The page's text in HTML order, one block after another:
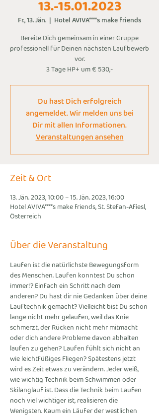
13.-15.01.2023
Fr., 13. Jän.
  |
Hotel AVIVA****s make friends
Bereite Dich gemeinsam in einer Gruppe
professionell für Deinen nächsten Laufbewerb
vor.
3 Tage HP+ um € 530,-
Du hast Dich erfolgreich
angemeldet. Wir melden uns bei
Dir mit allen Informationen.
Veranstaltungen ansehen
Zeit & Ort
13. Jän. 2023, 10:00 – 15. Jän. 2023, 16:00
Hotel AVIVA****s make friends, St. Stefan-Afiesl,
Österreich
Über die Veranstaltung
Laufen ist die natürlichste Bewegungsform
des Menschen. Laufen konntest Du schon
immer!? Einfach ein Schritt nach dem
anderen? Du hast dir nie Gedanken über deine
Lauftechnik gemacht? Vielleicht bist Du schon
lange nicht mehr gelaufen, weil das Knie
schmerzt, der Rücken nicht mehr mitmacht
oder dich andere Probleme davon abhalten
laufen zu gehen? Laufen fühlt sich nicht an
wie leichtfüßiges Fliegen? Spätestens jetzt
wird es Zeit etwas zu verändern. Jeder weiß,
wie wichtig Technik beim Schwimmen oder
Skilanglauf ist. Dass die Technik beim Laufen
noch viel wichtiger ist, realisieren die
Wenigsten. Kaum ein Läufer der westlichen